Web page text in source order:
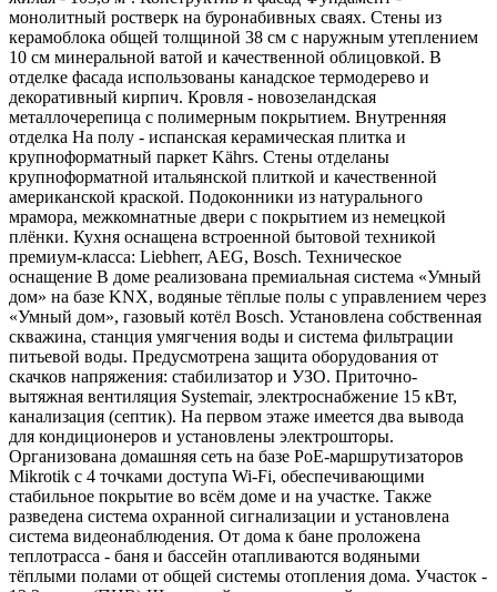
монолитный ростверк на буронабивных сваях. Стены из
керамоблока общей толщиной 38 см с наружным утеплением
10 см минеральной ватой и качественной облицовкой. В
отделке фасада использованы канадское термодерево и
декоративный кирпич. Кровля - новозеландская
металлочерепица с полимерным покрытием. Внутренняя
отделка На полу - испанская керамическая плитка и
крупноформатный паркет Kährs. Стены отделаны
крупноформатной итальянской плиткой и качественной
американской краской. Подоконники из натурального
мрамора, межкомнатные двери с покрытием из немецкой
плёнки. Кухня оснащена встроенной бытовой техникой
премиум-класса: Liebherr, AEG, Bosch. Техническое
оснащение В доме реализована премиальная система «Умный
дом» на базе KNX, водяные тёплые полы с управлением через
«Умный дом», газовый котёл Bosch. Установлена собственная
скважина, станция умягчения воды и система фильтрации
питьевой воды. Предусмотрена защита оборудования от
скачков напряжения: стабилизатор и УЗО. Приточно-
вытяжная вентиляция Systemair, электроснабжение 15 кВт,
канализация (септик). На первом этаже имеется два вывода
для кондиционеров и установлены электрошторы.
Организована домашняя сеть на базе PoE-маршрутизаторов
Mikrotik с 4 точками доступа Wi-Fi, обеспечивающими
стабильное покрытие во всём доме и на участке. Также
разведена система охранной сигнализации и установлена
система видеонаблюдения. От дома к бане проложена
теплотрасса - баня и бассейн отапливаются водяными
тёплыми полами от общей системы отопления дома. Участок -